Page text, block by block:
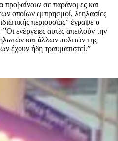
σε παράνομες και
οποίων εμπρησμοί, λεηλασίες
περιουσίας” έγραψε ο
ενέργειες αυτές απειλούν την
και άλλων πολιτών της
έχουν ήδη τραυματιστεί.”